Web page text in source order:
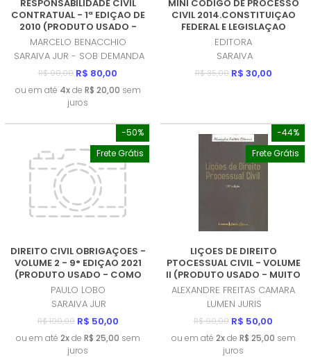
RESPONSABILIDADE CIVIL
CONTRATUAL - 1ª EDIÇAO DE
2010 (PRODUTO USADO -
MUITO BOM)
MARCELO BENACCHIO
SARAIVA JUR - SOB DEMANDA
R$ 90,00 R$ 80,00
ou em até 4xde R$ 20,00 sem
juros
MINI CODIGO DE PROCESSO
CIVIL 2014.CONSTITUIÇAO
FEDERAL E LEGISLAÇAO
COMPLEMENTAR (PRODUTO
USADO - MUITO BOM)
EDITORA
SARAIVA
R$ 35,00 R$ 30,00
-50%
Frete Grátis
DIREITO CIVIL OBRIGAÇOES -
VOLUME 2 - 9° EDIÇAO 2021
(PRODUTO USADO - COMO
NOVO)
PAULO LOBO
SARAIVA JUR
R$ 100,00 R$ 50,00
ou em até 2xde R$ 25,00 sem
juros
-44%
Frete Grátis
LIÇOES DE DIREITO
PTOCESSUAL CIVIL - VOLUME
II (PRODUTO USADO - MUITO
BOM)
ALEXANDRE FREITAS CAMARA
LUMEN JURIS
R$ 90,00 R$ 50,00
ou em até 2xde R$ 25,00 sem
juros